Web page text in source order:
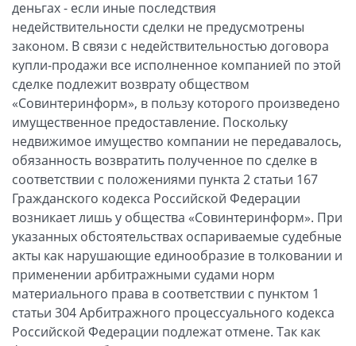
деньгах - если иные последствия
недействительности сделки не предусмотрены
законом. В связи с недействительностью договора
купли-продажи все исполненное компанией по этой
сделке подлежит возврату обществом
«Совинтеринформ», в пользу которого произведено
имущественное предоставление. Поскольку
недвижимое имущество компании не передавалось,
обязанность возвратить полученное по сделке в
соответствии с положениями пункта 2 статьи 167
Гражданского кодекса Российской Федерации
возникает лишь у общества «Совинтеринформ». При
указанных обстоятельствах оспариваемые судебные
акты как нарушающие единообразие в толковании и
применении арбитражными судами норм
материального права в соответствии с пунктом 1
статьи 304 Арбитражного процессуального кодекса
Российской Федерации подлежат отмене. Так как